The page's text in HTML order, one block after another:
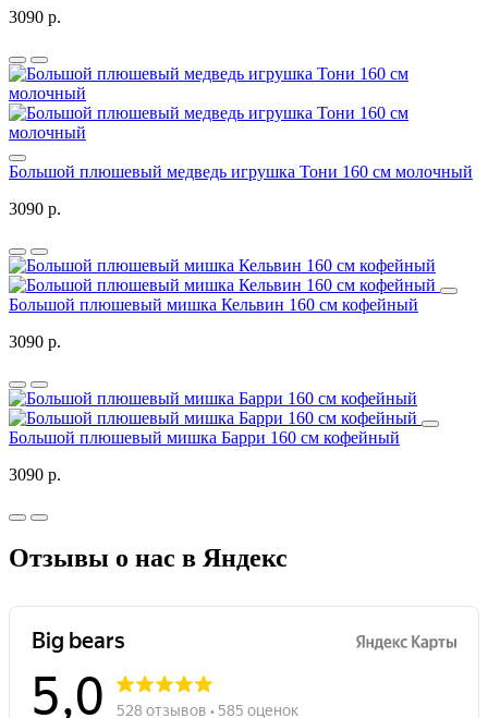
3090 р.
Большой плюшевый медведь игрушка Тони 160 см молочный
3090 р.
Большой плюшевый мишка Кельвин 160 см кофейный
3090 р.
Большой плюшевый мишка Барри 160 см кофейный
3090 р.
Отзывы о нас в Яндекс